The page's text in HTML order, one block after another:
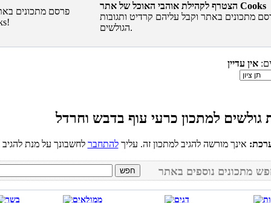
הצטרף לקהילת אוהבי האוכל של אתר Cooks
מתכונים באתר וקבל עליהם קרדיט ותגובות
הגולשים.
אין עדיין
אינך מורשה להגיב למתכון זה. עליךלהתחבר